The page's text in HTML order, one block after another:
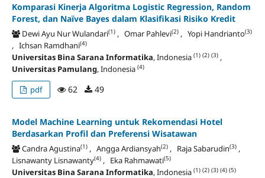
Komparasi Kinerja Algoritma Logistic Regression, Random
Forest, dan Naïve Bayes dalam Klasifikasi Risiko Kredit
Dewi Ayu Nur Wulandari(1), Omar Pahlevi(2), Yopi Handrianto(3)
, Ichsan Ramdhani(4)
Universitas Bina Sarana Informatika, Indonesia (1) (2) (3),
Universitas Pamulang, Indonesia (4)
pdf 62 49
Model Machine Learning untuk Rekomendasi Hotel
Berdasarkan Profil dan Preferensi Wisatawan
Candra Agustina(1), Angga Ardiansyah(2), Raja Sabarudin(3),
Lisnawanty Lisnawanty(4), Eka Rahmawati(5)
Universitas Bina Sarana Informatika, Indonesia (1) (2) (3) (4) (5)